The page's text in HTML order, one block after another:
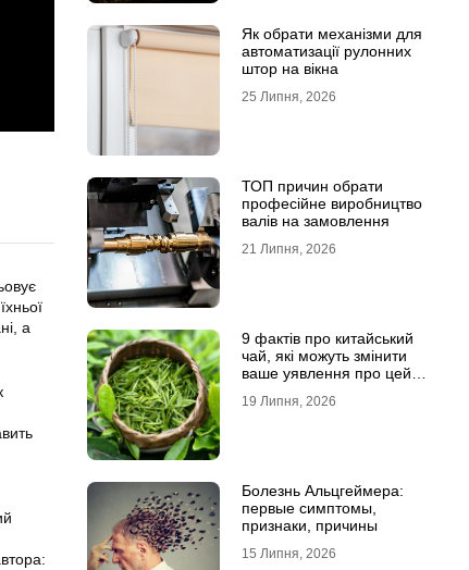
а
Як обрати механізми для
автоматизації рулонних
штор на вікна
25 Липня, 2026
ТОП причин обрати
професійне виробництво
валів на замовлення
21 Липня, 2026
9 фактів про китайський
чай, які можуть змінити
ваше уявлення про цей
19 Липня, 2026
Болезнь Альцгеймера:
первые симптомы,
признаки, причины
15 Липня, 2026